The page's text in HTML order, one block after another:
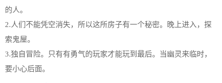
的人。
2.人们不能凭空消失，所以这所房子有一个秘密。晚上进入，探
索鬼屋。
3.独自冒险。只有有勇气的玩家才能玩到最后。当幽灵来临时，
要小心后面。